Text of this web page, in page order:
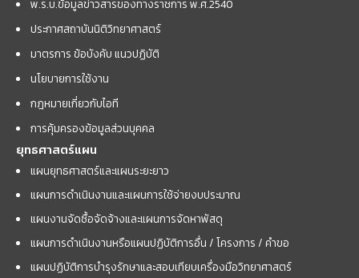
พ.ร.บ.ข้อมูลข่าวสารของทางราชการ พ.ศ.2540
ประกาศสถาบันนิติวิทยาศาสตร์
มาตรการ ข้อบังคับ แนวปฏิบัติ
นโยบายการใช้งาน
กฎหมายเกี่ยวกับไอที
การคุ้มครองข้อมูลส่วนบุคคล
ยุทธศาสตร์แผน
แผนยุทธศาสตร์และแผนระยะยาว
แผนการดำเนินงานและแผนการใช้จ่ายงบประมาณ
แผนงานจัดซื้อจัดจ้างและแผนการจัดหาพัสดุ
แผนการดำเนินงานหรือแผนปฏิบัติการอื่น / โครงการ / คำขอ
แผนปฏิบัติการบำรุงรักษาและสอบเทียบเครื่องมือวิทยาศาสตร์